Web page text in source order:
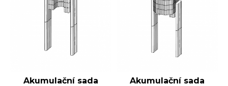
Akumulační sada
Akumulační sada